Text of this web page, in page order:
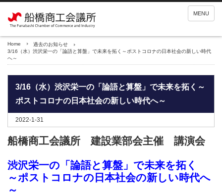
MENU
Home
過去のお知らせ
3/16（水）渋沢栄一の「論語と算盤」で未来を拓く～ポストコロナの日本社会の新しい時代
へ～
3/16（水）渋沢栄一の「論語と算盤」で未来を拓く～
ポストコロナの日本社会の新しい時代へ～
2022-1-31
船橋商工会議所 建設業部会主催 講演会
渋沢栄一の「論語と算盤」で未来を拓く
～ポストコロナの日本社会の新しい時代へ
～